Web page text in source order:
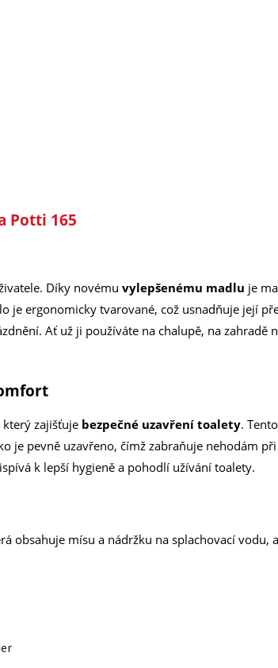
Potti 165
Díky novému vylepšenému madlu je
ergonomicky tvarované, což usnadňuje její
Ať už ji používáte na chalupě, na zahradě
zajišťuje bezpečné uzavření toalety.
je pevně uzavřeno, čímž zabraňuje nehodám při
k lepší hygieně a pohodlí užívání toalety.
obsahuje mísu a nádržku na splachovací vodu,